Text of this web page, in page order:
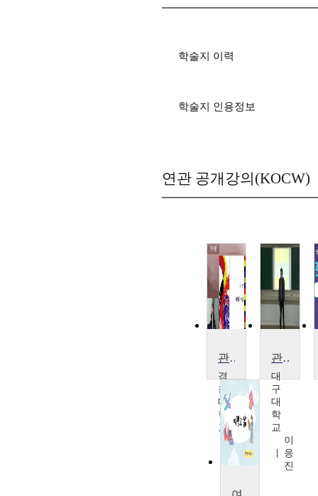
학술지 이력
학술지 인용정보
연관 공개강의(KOCW)
관광학원론
경
운
대
학
교
이
호
관광학 입문
대
구
대
학
교
이
응
진